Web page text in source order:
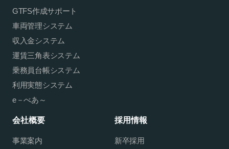
GTFS作成サポート
車両管理システム
収入金システム
運賃三角表システム
乗務員台帳システム
利用実態システム
e－べあ～
会社概要
事業案内
採用情報
新卒採用